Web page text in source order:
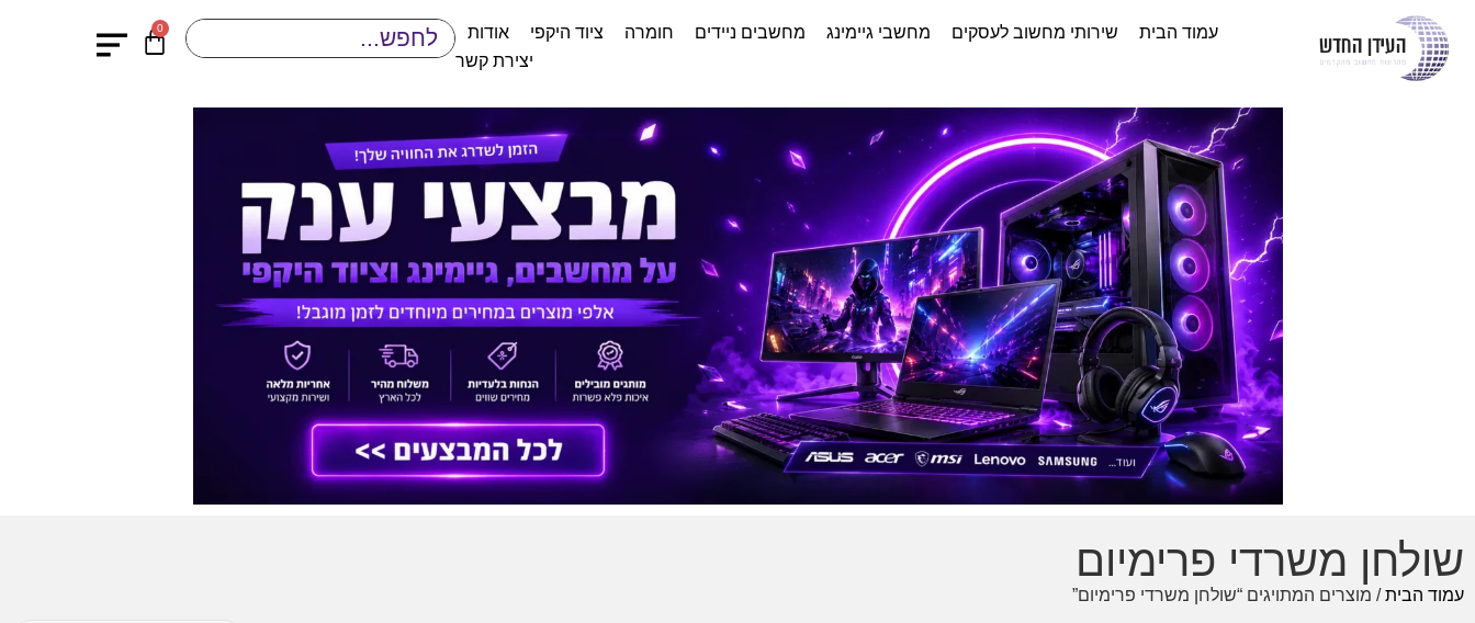
עמוד הבית שירותי מחשוב לעסקים מחשבי גיימינג מחשבים ניידים חומרה ציוד היקפי
אודות
יצירת קשר
0
שולחן משרדי פרימיום
עמוד הבית/ מוצרים המתויגים “שולחן משרדי פרימיום”